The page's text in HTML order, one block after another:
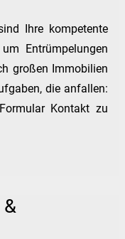
Ihre kompetente
Entrümpelungen
großen Immobilien
die anfallen:
Kontakt zu